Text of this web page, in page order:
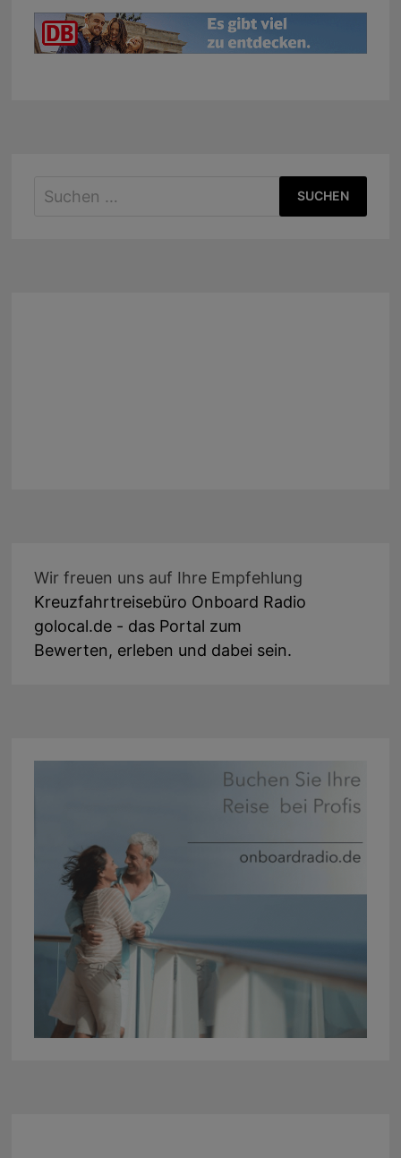
Suchen
Wir freuen uns auf Ihre Empfehlung
Kreuzfahrtreisebüro Onboard Radio
golocal.de - das Portal zum
Bewerten, erleben und dabei sein.